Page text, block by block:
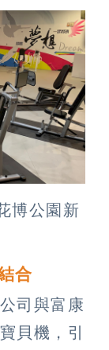
博公園新
合
司與富康
貝機，引